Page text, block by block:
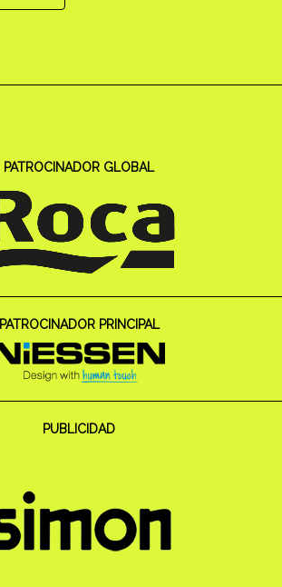
PATROCINADOR GLOBAL
PATROCINADOR PRINCIPAL
PUBLICIDAD